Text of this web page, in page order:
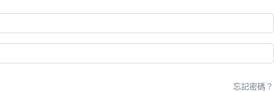
忘記密碼？